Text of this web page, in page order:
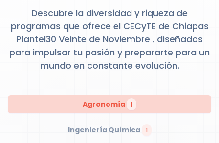
Descubre la diversidad y riqueza de
programas que ofrece el CECyTE de Chiapas
Plantel30 Veinte de Noviembre , diseñados
para impulsar tu pasión y prepararte para un
mundo en constante evolución.
Agronomía 1
Ingeniería Química 1